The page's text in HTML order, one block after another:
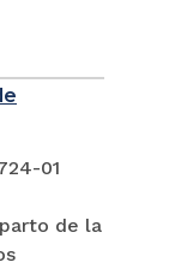
01
de la